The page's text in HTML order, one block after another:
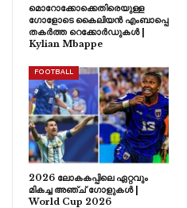
മൊറോക്കോക്കെതിരെയുള്ള
ഗോളോടെ കൈലിയൻ എംബാപ്പെ
തകർത്ത റെക്കോർഡുകൾ |
Kylian Mbappe
FOOTBALL
2026 ലോകകപ്പിലെ ഏറ്റവും
മികച്ച അഞ്ച് ഗോളുകൾ |
World Cup 2026